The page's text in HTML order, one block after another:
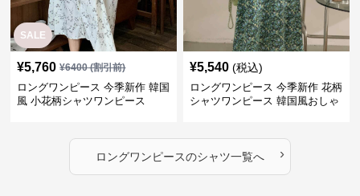
SALE
¥5,760 ¥6400(割引前)
ロングワンピース 今季新作 韓国
風 小花柄シャツワンピース
¥5,540 (税込)
ロングワンピース 今季新作 花柄
シャツワンピース 韓国風おしゃ
ロングワンピースのシャツ一覧へ ›